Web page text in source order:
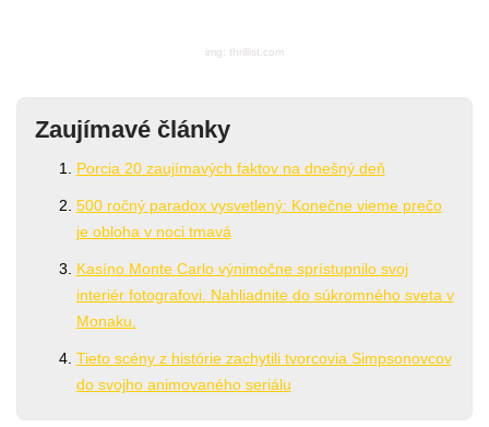
img: thrillist.com
Zaujímavé články
Porcia 20 zaujímavých faktov na dnešný deň
500 ročný paradox vysvetlený: Konečne vieme prečo
je obloha v noci tmavá
Kasíno Monte Carlo výnimočne sprístupnilo svoj
interiér fotografovi. Nahliadnite do súkromného sveta v
Monaku.
Tieto scény z histórie zachytili tvorcovia Simpsonovcov
do svojho animovaného seriálu